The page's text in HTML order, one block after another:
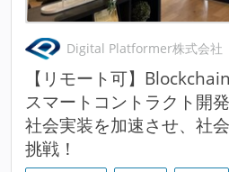
Digital Platformer株式会社
【リモート可】
スマートコントラクト開
社会実装を加速させ、社
挑戦！